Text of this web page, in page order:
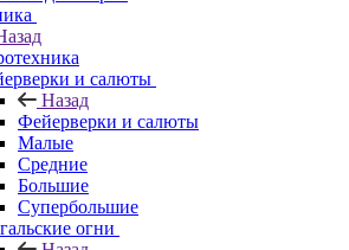
и салюты
Назад
Фейерверки и салюты
Малые
Средние
Большие
Супербольшие
огни